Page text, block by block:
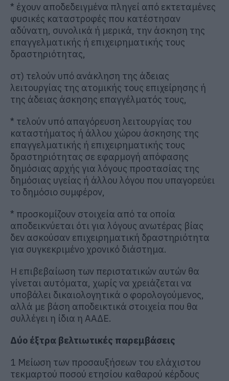
* έχουν αποδεδειγμένα πληγεί από εκτεταμένες
φυσικές καταστροφές που κατέστησαν
αδύνατη, συνολικά ή μερικά, την άσκηση της
επαγγελματικής ή επιχειρηματικής τους
δραστηριότητας,
στ) τελούν υπό ανάκληση της άδειας
λειτουργίας της ατομικής τους επιχείρησης ή
της άδειας άσκησης επαγγέλματός τους,
* τελούν υπό απαγόρευση λειτουργίας του
καταστήματος ή άλλου χώρου άσκησης της
επαγγελματικής ή επιχειρηματικής τους
δραστηριότητας σε εφαρμογή απόφασης
δημόσιας αρχής για λόγους προστασίας της
δημόσιας υγείας ή άλλου λόγου που υπαγορεύει
το δημόσιο συμφέρον,
* προσκομίζουν στοιχεία από τα οποία
αποδεικνύεται ότι για λόγους ανωτέρας βίας
δεν ασκούσαν επιχειρηματική δραστηριότητα
για συγκεκριμένο χρονικό διάστημα.
Η επιβεβαίωση των περιστατικών αυτών θα
γίνεται αυτόματα, χωρίς να χρειάζεται να
υποβάλει δικαιολογητικά ο φορολογούμενος,
αλλά με βάση αποδεικτικά στοιχεία που θα
συλλέγει η ίδια η ΑΑΔΕ.
Δύο έξτρα βελτιωτικές παρεμβάσεις
1 Μείωση των προσαυξήσεων του ελάχιστου
τεκμαρτού ποσού ετησίου καθαρού κέρδους